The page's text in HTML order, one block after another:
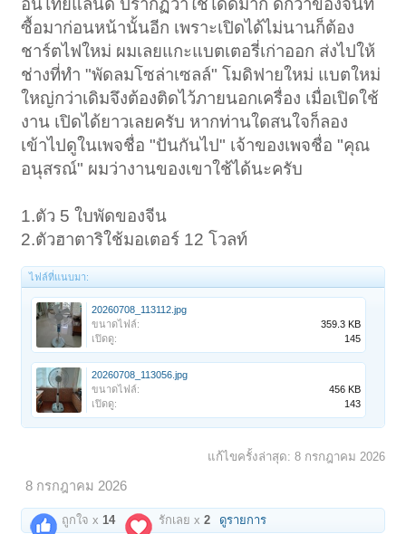
อินไทยแลนด์ ปรากฏว่าใช้ได้ดีมาก ดีกว่าของจีนที่
ซื้อมาก่อนหน้านั้นอีก เพราะเปิดได้ไม่นานก็ต้อง
ชาร์ตไฟใหม่ ผมเลยแกะแบตเตอรี่เก่าออก ส่งไปให้
ช่างที่ทำ "พัดลมโซล่าเซลล์" โมดิฟายใหม่ แบตใหม่
ใหญ่กว่าเดิมจึงต้องติดไว้ภายนอกเครื่อง เมื่อเปิดใช้
งาน เปิดได้ยาวเลยครับ หากท่านใดสนใจก็ลอง
เข้าไปดูในเพจชื่อ "ปันกันไป" เจ้าของเพจชื่อ "คุณ
อนุสรณ์" ผมว่างานของเขาใช้ได้นะครับ
1.ตัว 5 ใบพัดของจีน
2.ตัวฮาตาริใช้มอเตอร์ 12 โวลท์
ไฟล์ที่แนบมา:
20260708_113112.jpg
ขนาดไฟล์:
359.3 KB
เปิดดู:
145
20260708_113056.jpg
ขนาดไฟล์:
456 KB
เปิดดู:
143
แก้ไขครั้งล่าสุด: 8 กรกฎาคม 2026
8 กรกฎาคม 2026
ถูกใจ x14 รักเลย x2 ดูรายการ